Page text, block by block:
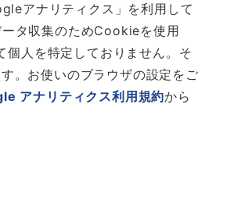
アナリティクス」を利用して
タ収集のためCookieを使用
個人を特定しておりません。そ
。お使いのブラウザの設定をご
アナリティクス利用規約から